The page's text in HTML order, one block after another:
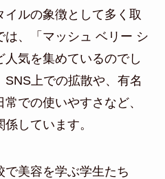
ルの象徴として多く取
は、「マッシュ ベリー シ
人気を集めているのでし
SNS上での拡散や、有名
での使いやすさなど、
しています。
美容を学ぶ学生たち